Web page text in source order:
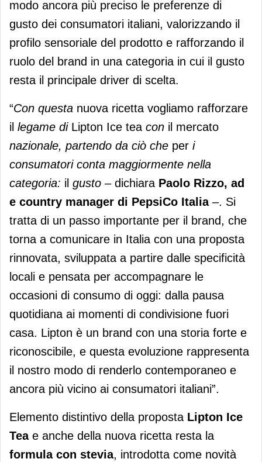
modo ancora più preciso le preferenze di
gusto dei consumatori italiani, valorizzando il
profilo sensoriale del prodotto e rafforzando il
ruolo del brand in una categoria in cui il gusto
resta il principale driver di scelta.
“Con questa nuova ricetta vogliamo rafforzare
il legame di Lipton Ice tea con il mercato
nazionale, partendo da ciò che per i
consumatori conta maggiormente nella
categoria: il gusto – dichiara Paolo Rizzo, ad
e country manager di PepsiCo Italia–. Si
tratta di un passo importante per il brand, che
torna a comunicare in Italia con una proposta
rinnovata, sviluppata a partire dalle specificità
locali e pensata per accompagnare le
occasioni di consumo di oggi: dalla pausa
quotidiana ai momenti di condivisione fuori
casa. Lipton è un brand con una storia forte e
riconoscibile, e questa evoluzione rappresenta
il nostro modo di renderlo contemporaneo e
ancora più vicino ai consumatori italiani”.
Elemento distintivo della proposta Lipton Ice
Teae anche della nuova ricetta resta la
formula con stevia, introdotta come novità